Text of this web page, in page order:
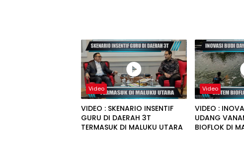
Video
VIDEO : SKENARIO INSENTIF
GURU DI DAERAH 3T
TERMASUK DI MALUKU UTARA
Video
VIDEO :
UDANG
BIOFLOK DI